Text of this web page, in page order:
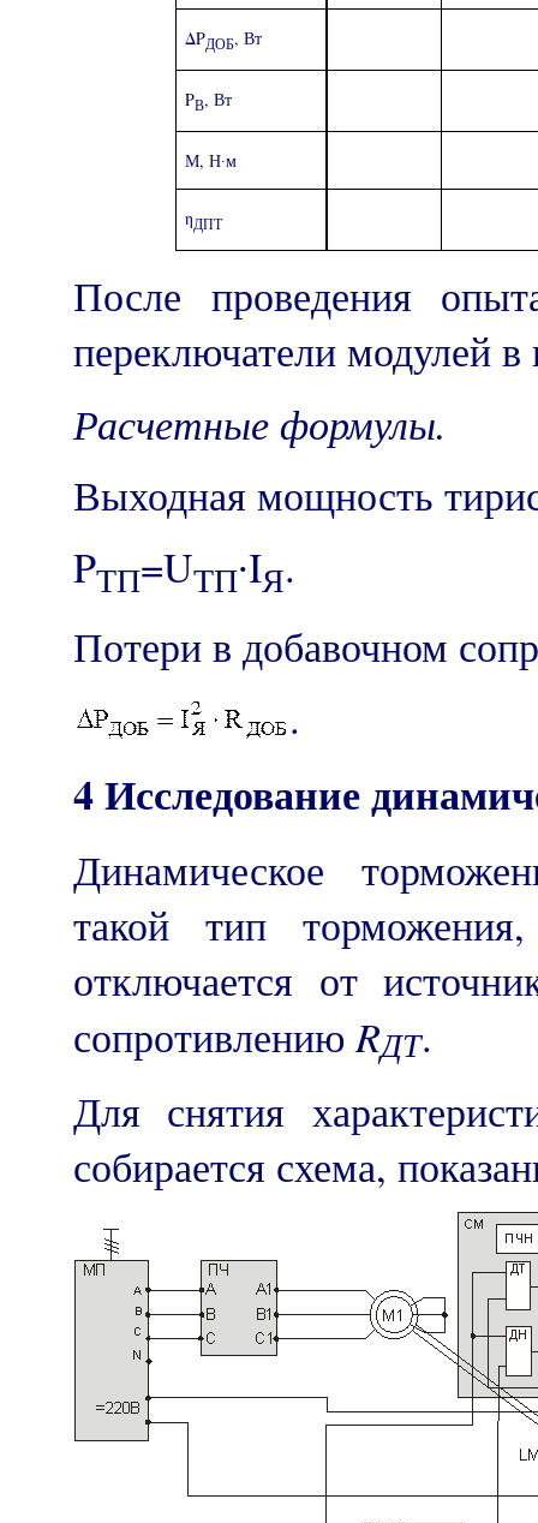
ΔPДОБ, Вт
PВ, Вт
М, Н∙м
ηДПТ
После проведения
переключатели модулей в
Расчетные формулы.
Выходная мощность
PТП=UТП∙IЯ.
Потери в добавочном
.
4 Исследование
Динамическое
такой тип
отключается от
сопротивлениюRДТ.
Для снятия
собирается схема,